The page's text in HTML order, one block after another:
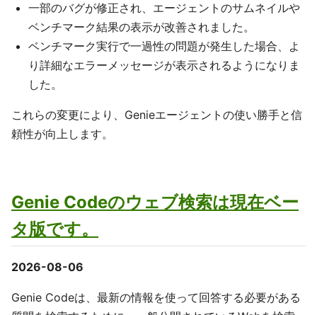
一部のバグが修正され、エージェントのサムネイルや
ベンチマーク結果の表示が改善されました。
ベンチマーク実行で一過性の問題が発生した場合、よ
り詳細なエラーメッセージが表示されるようになりま
した。
これらの変更により、Genieエージェントの使い勝手と信
頼性が向上します。
Genie Codeのウェブ検索は現在ベー
タ版です。
2026-08-06
Genie Codeは、最新の情報を使って回答する必要がある